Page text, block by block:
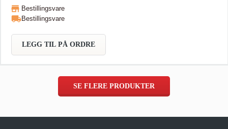
Bestillingsvare
Bestillingsvare
LEGG TIL PÅ ORDRE
SE FLERE PRODUKTER